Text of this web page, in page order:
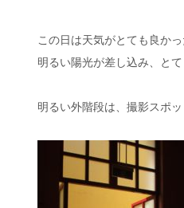
この日は天気がとても良か
明るい陽光が差し込み、と
明るい外階段は、撮影スポ